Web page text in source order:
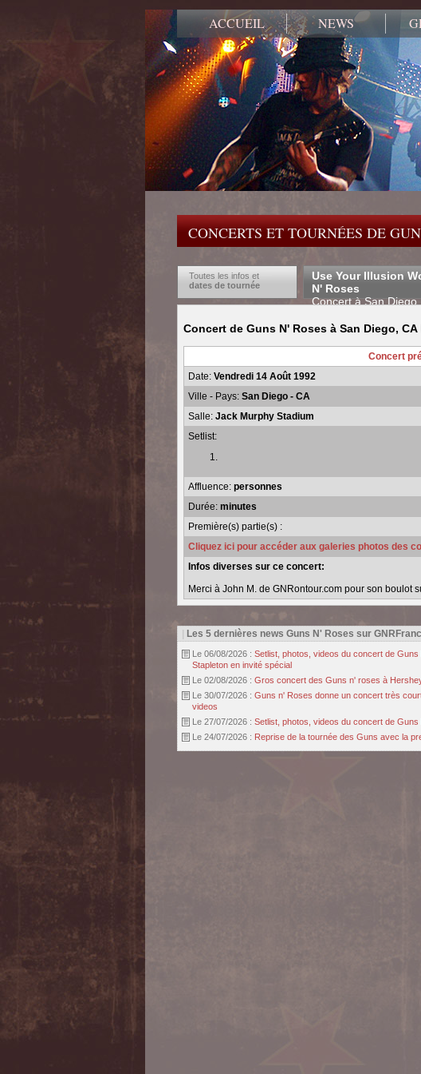
ACCUEIL NEWS
CONCERTS ET TOURNÉES DE
Toutes les infos et
dates de tournée
Use Your Illusion
N' Roses
Concert à San
Concert de Guns N' Roses à San Diego, CA
Concert
Date: Vendredi 14 Août 1992
Ville - Pays: San Diego - CA
Salle: Jack Murphy Stadium
Setlist:
Affluence: personnes
Durée: minutes
Première(s) partie(s) :
Cliquez ici pour accéder aux galeries photos des
Infos diverses sur ce concert:
Merci à John M. de GNRontour.com pour son boulot
Les 5 dernières news Guns N' Roses sur
Le 06/08/2026 : Setlist, photos, videos du concert de
Stapleton en invité spécial
Le 02/08/2026 : Gros concert des Guns n' roses à
Le 30/07/2026 : Guns n' Roses donne un concert très
videos
Le 27/07/2026 : Setlist, photos, videos du concert de
Le 24/07/2026 : Reprise de la tournée des Guns avec la